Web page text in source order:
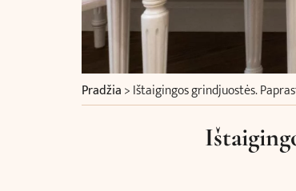
Pradžia>Ištaigingos grindjuostės.